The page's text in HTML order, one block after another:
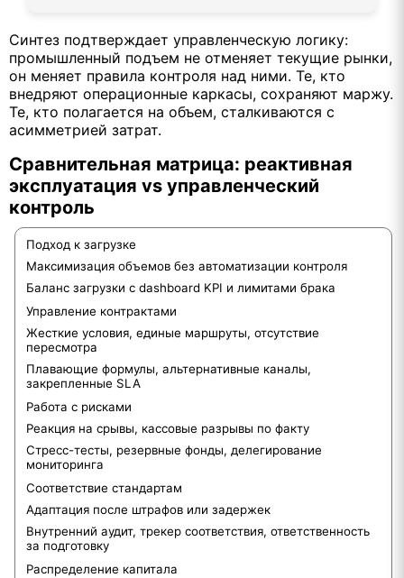
Синтез подтверждает управленческую логику:
промышленный подъем не отменяет текущие рынки,
он меняет правила контроля над ними. Те, кто
внедряют операционные каркасы, сохраняют маржу.
Те, кто полагается на объем, сталкиваются с
асимметрией затрат.
Сравнительная матрица: реактивная
эксплуатация vs управленческий
контроль
Подход к загрузке
Максимизация объемов без автоматизации контроля
Баланс загрузки с dashboard KPI и лимитами брака
Управление контрактами
Жесткие условия, единые маршруты, отсутствие
пересмотра
Плавающие формулы, альтернативные каналы,
закрепленные SLA
Работа с рисками
Реакция на срывы, кассовые разрывы по факту
Стресс-тесты, резервные фонды, делегирование
мониторинга
Соответствие стандартам
Адаптация после штрафов или задержек
Внутренний аудит, трекер соответствия, ответственность
за подготовку
Распределение капитала